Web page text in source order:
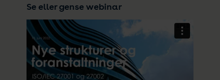
Se eller gense webinar